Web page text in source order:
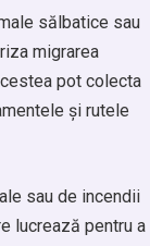
sălbatice sau
migrarea
pot colecta
și rutele
sau de incendii
lucrează pentru a